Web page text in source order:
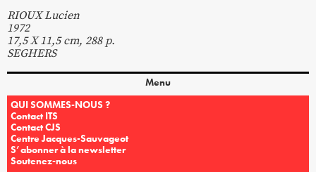
RIOUX Lucien
1972
17,5 X 11,5 cm, 288 p.
SEGHERS
Menu
QUI SOMMES-NOUS ?
Contact ITS
Contact CJS
Centre Jacques-Sauvageot
S’abonner à la newsletter
Soutenez-nous